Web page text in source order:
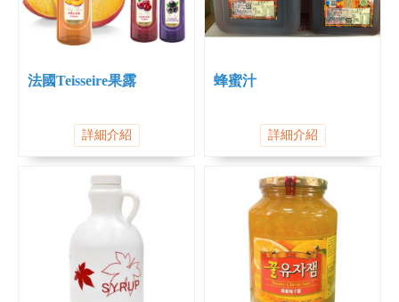
法國Teisseire果露
詳細介紹
蜂蜜汁
詳細介紹